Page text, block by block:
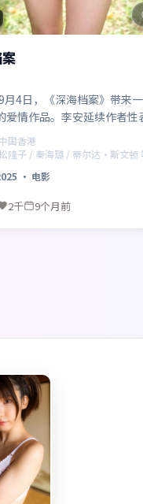
月4日，《深海档案》带来
爱情作品。李安延续作者性
海璐、蒂尔达·斯文顿、黄
场，冲突升级自然。制作来
偏好社会议题与类型融合的
中国香港
隆子 / 秦海璐 / 蒂尔达·斯文顿
· 电影
2千 9个月前